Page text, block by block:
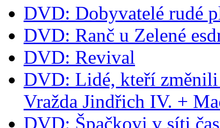
DVD: Dobyvatelé rudé
DVD: Ranč u Zelené
DVD: Revival
DVD: Lidé, kteří
Vražda Jindřich IV. +
DVD: Špačkovi v síti